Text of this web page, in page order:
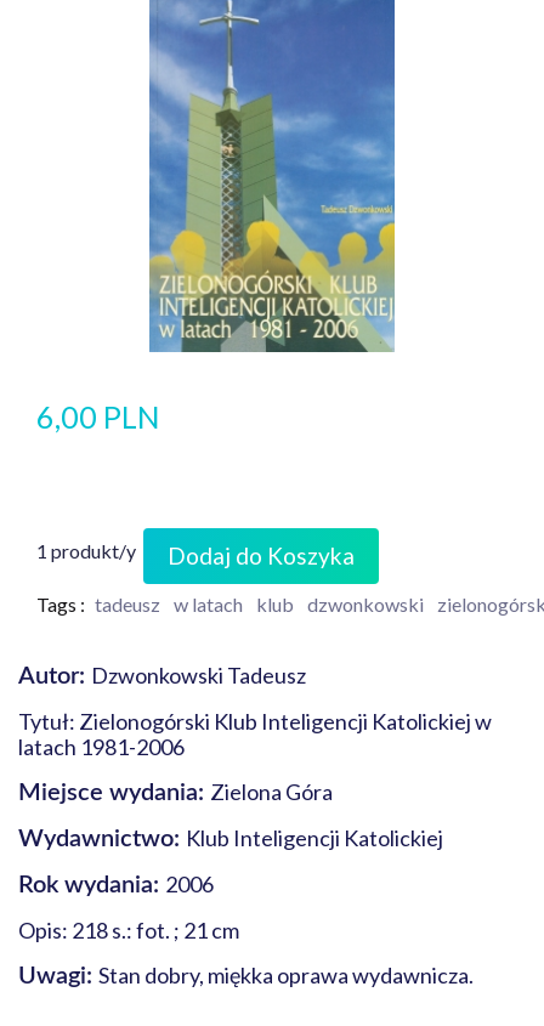
6,00 PLN
1 produkt/y Dodaj do Koszyka
Tags : tadeusz w latach klub dzwonkowski
Autor: Dzwonkowski Tadeusz
Tytuł: Zielonogórski Klub Inteligencji Katolickiej w
latach 1981-2006
Miejsce wydania: Zielona Góra
Wydawnictwo: Klub Inteligencji Katolickiej
Rok wydania: 2006
Opis: 218 s.: fot. ; 21 cm
Uwagi: Stan dobry, miękka oprawa wydawnicza.